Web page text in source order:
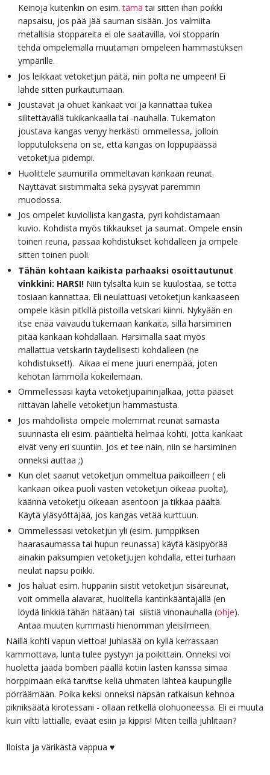
Keinoja kuitenkin on esim.tämä tai sitten ihan poikki
napsaisu, jos pää jää sauman sisään. Jos valmiita
metallisia stoppareita ei ole saatavilla, voi stopparin
tehdä ompelemalla muutaman ompeleen hammastuksen
ympärille.
Jos leikkaat vetoketjun päitä, niin polta ne umpeen! Ei
lähde sitten purkautumaan.
Joustavat ja ohuet kankaat voi ja kannattaa tukea
silitettävällä tukikankaalla tai -nauhalla. Tukematon
joustava kangas venyy herkästi ommellessa, jolloin
lopputuloksena on se, että kangas on loppupäässä
vetoketjua pidempi.
Huolittele saumurilla ommeltavan kankaan reunat.
Näyttävät siistimmältä sekä pysyvät paremmin
muodossa.
Jos ompelet kuviollista kangasta, pyri kohdistamaan
kuvio. Kohdista myös tikkaukset ja saumat. Ompele ensin
toinen reuna, passaa kohdistukset kohdalleen ja ompele
sitten toinen puoli.
Tähän kohtaan kaikista parhaaksi osoittautunut
vinkkini: HARSI! Niin tylsältä kuin se kuulostaa, se totta
tosiaan kannattaa. Eli neulattuasi vetoketjun kankaaseen
ompele käsin pitkillä pistoilla vetskari kiinni. Nykyään en
itse enää vaivaudu tukemaan kankaita, sillä harsiminen
pitää kankaan kohdallaan. Harsimalla saat myös
mallattua vetskarin täydellisesti kohdalleen (ne
kohdistukset!). Aikaa ei mene juuri enempää, joten
kehotan lämmöllä kokeilemaan.
Ommellessasi käytä vetoketjupaininjalkaa, jotta pääset
riittävän lähelle vetoketjun hammastusta.
Jos mahdollista ompele molemmat reunat samasta
suunnasta eli esim. pääntieltä helmaa kohti, jotta kankaat
eivät veny eri suuntiin. Jos et tee näin, niin se harsiminen
onneksi auttaa ;)
Kun olet saanut vetoketjun ommeltua paikoilleen ( eli
kankaan oikea puoli vasten vetoketjun oikeaa puolta),
käännä vetoketju oikeaan asentoon ja tikkaa päältä.
Käytä yläsyöttäjää, jos kangas vetää kurttuun.
Ommellessasi vetoketjun yli (esim. jumppiksen
haarasaumassa tai hupun reunassa) käytä käsipyörää
ainakin paksumpien vetoketjujen kohdalla, ettei turhaan
neulat napsu poikki.
Jos haluat esim. huppariin siistit vetoketjun sisäreunat,
voit ommella alavarat, huolitella kantinkääntäjällä (en
löydä linkkiä tähän hätään) tai siistiä vinonauhalla (ohje).
Antaa muuten kummasti hienomman yleisilmeen.
Näillä kohti vapun viettoa! Juhlasää on kyllä kerrassaan
kammottava, lunta tulee pystyyn ja poikittain. Onneksi voi
huoletta jäädä bomberi päällä kotiin lasten kanssa simaa
hörppimään eikä tarvitse keliä uhmaten lähteä kaupungille
pörräämään. Poika keksi onneksi näpsän ratkaisun kehnoa
pikniksäätä kirotessani - ollaan retkellä olohuoneessa. Eli ei muuta
kuin viltti lattialle, eväät esiin ja kippis! Miten teillä juhlitaan?
Iloista ja värikästä vappua ♥